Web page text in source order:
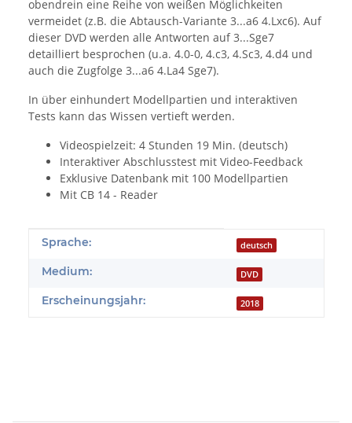
obendrein eine Reihe von weißen Möglichkeiten
vermeidet (z.B. die Abtausch-Variante 3...a6 4.Lxc6). Auf
dieser DVD werden alle Antworten auf 3...Sge7
detailliert besprochen (u.a. 4.0-0, 4.c3, 4.Sc3, 4.d4 und
auch die Zugfolge 3...a6 4.La4 Sge7).
In über einhundert Modellpartien und interaktiven
Tests kann das Wissen vertieft werden.
Videospielzeit: 4 Stunden 19 Min. (deutsch)
Interaktiver Abschlusstest mit Video-Feedback
Exklusive Datenbank mit 100 Modellpartien
Mit CB 14 - Reader
Produkteigenschaft
Wert
Sprache: deutsch
Medium: DVD
Erscheinungsjahr: 2018